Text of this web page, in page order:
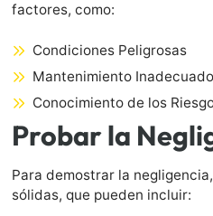
factores, como:
Condiciones Peligrosas
Mantenimiento Inadecuado
Conocimiento de los
Probar la
Para demostrar la
sólidas, que pueden incluir: